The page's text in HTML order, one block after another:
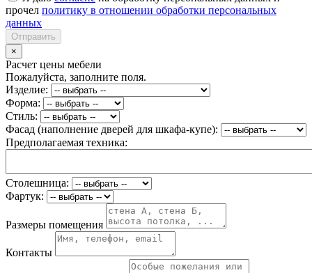
прочел политику в отношении обработки персональных
данных
Отправить
×
Расчет цены мебели
Пожалуйста, заполните поля.
Изделие:
Форма:
Стиль:
Фасад (наполнение дверей для шкафа-купе):
Предполагаемая техника:
Столешница:
Фартук:
Размеры помещения
Контакты